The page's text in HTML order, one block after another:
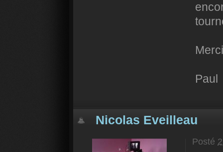
Paul
Nicolas Eveilleau
Posté